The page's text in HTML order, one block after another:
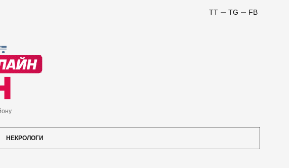
FB
TG
TT
НЕКРОЛОГИ